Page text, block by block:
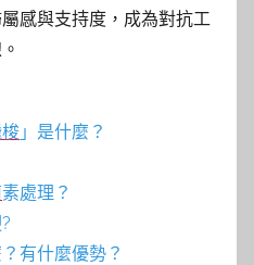
感與支持度，成為對抗工
」是什麼？
素處理？
有什麼優勢？